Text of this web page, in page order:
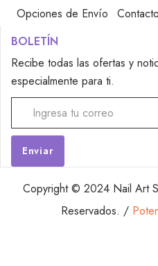
Opciones de Envío
Contacto
BOLETÍN
Recibe todas las ofertas y
especialmente para ti.
Copyright © 2024 Nail Art
Reservados. /